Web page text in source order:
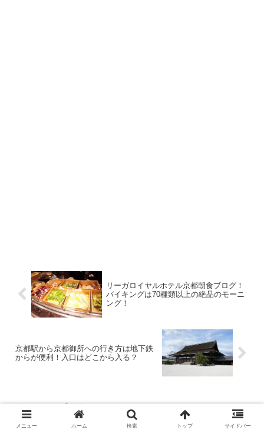
リーガロイヤルホテル京都朝食ブログ！
バイキングは70種類以上の絶品のモーニ
ング！
京都駅から京都御所への行き方は地下鉄
からが便利！入口はどこから入る？
ホーム グルメ
メニュー ホーム 検索 トップ サイドバー